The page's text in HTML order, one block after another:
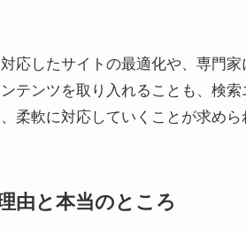
応したサイトの最適化や、専門
テンツを取り入れることも、検
柔軟に対応していくことが求めら
由と本当のところ